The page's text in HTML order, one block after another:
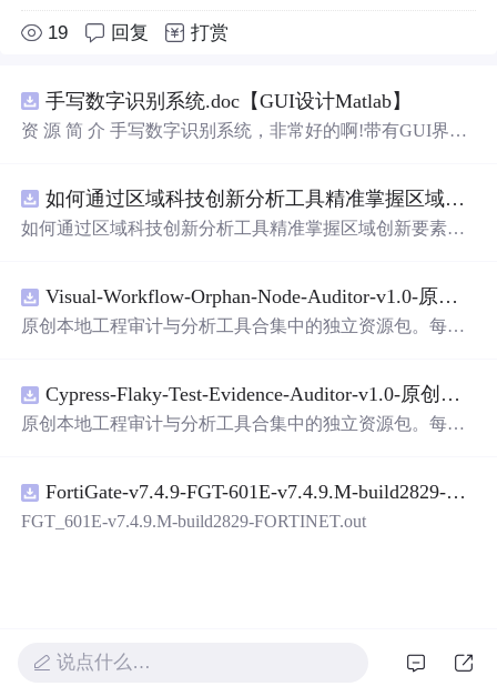
19 回复 打赏
手写数字识别系统.doc【GUI设计Matlab】
资 源 简 介 手写数字识别系统，非常好的啊!带有GUI界
带有直观的图形用户界面（GUI），非常容易使用。你只
需要将手写数字输入系统，它将立即给出准确的识别结
是一个非常方便和实用的工具，你一定会喜欢它的！
如何通过区域科技创新分析工具精准掌握区域创新要素分布与产业链融合现状？.docx
如何通过区域科技创新分析工具精准掌握区域创新要素分
Visual-Workflow-Orphan-Node-Auditor-v1.0-原创源码与文档.zip
原创本地工程审计与分析工具合集中的独立资源包。每个
README、运行说明、功能清单、MIT License及原创与授
权声明。解压后进入project目录，执行npm test验证算法，
目源码、Logo、官方截图、论文、生产日志或其他受限素
材。适合前端开发、AI应用工程、测试审计和课程实践。
Cypress-Flaky-Test-Evidence-Auditor-v1.0-原创源码与文档.zip
原创本地工程审计与分析工具合集中的独立资源包。每个
README、运行说明、功能清单、MIT License及原创与授
权声明。解压后进入project目录，执行npm test验证算法，
FortiGate-v7.4.9-FGT-601E-v7.4.9.M-build2829-FORTINET.out
FGT_601E-v7.4.9.M-build2829-FORTINET.out
说点什么…